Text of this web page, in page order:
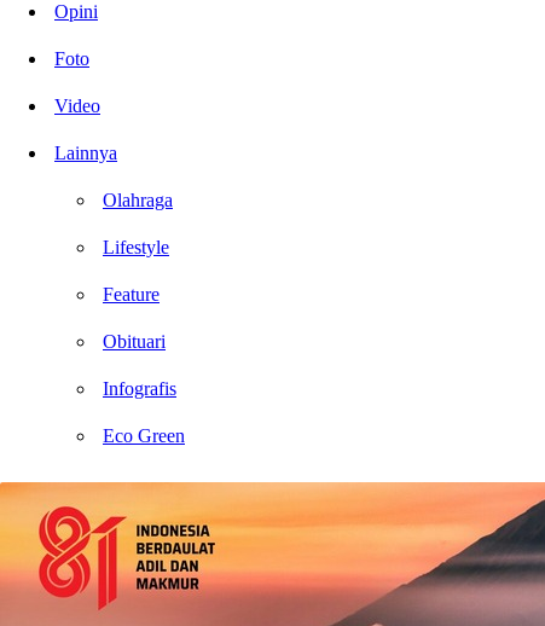
Opini
Foto
Video
Lainnya
Olahraga
Lifestyle
Feature
Obituari
Infografis
Eco Green